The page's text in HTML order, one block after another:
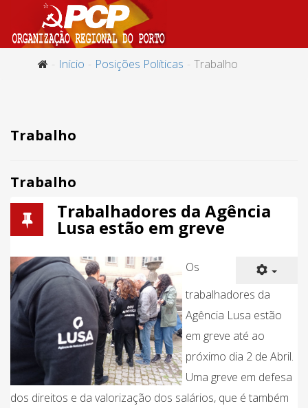
Início Posições Políticas Trabalho
Trabalho
Trabalho
Trabalhadores da Agência
Lusa estão em greve
Os
trabalhadores da
Agência Lusa estão
em greve até ao
próximo dia 2 de Abril.
Uma greve em defesa
dos direitos e da valorização dos salários, que é também